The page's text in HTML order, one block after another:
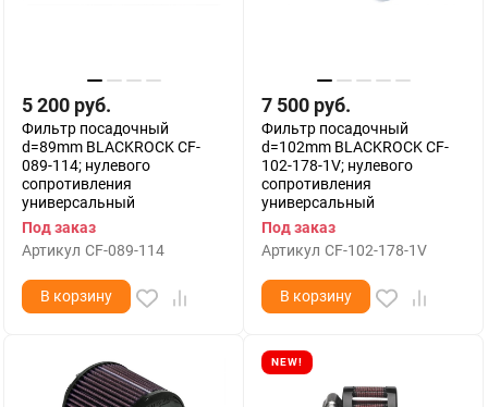
5 200 руб.
Фильтр посадочный
d=89mm BLACKROCK CF-
089-114; нулевого
сопротивления
универсальный
Под заказ
Артикул CF-089-114
В корзину
7 500 руб.
Фильтр посадочный
d=102mm BLACKROCK CF-
102-178-1V; нулевого
сопротивления
универсальный
Под заказ
Артикул CF-102-178-1V
В корзину
NEW!